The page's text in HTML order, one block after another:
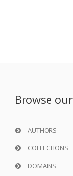
Browse our
AUTHORS
COLLECTIONS
DOMAINS